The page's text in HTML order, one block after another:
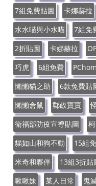
7組免費貼圖 卡娜赫拉
水水喵與小水喵
7組免
2折貼圖
卡娜赫拉
巧虎
6組免費
懶懶貓之助
6款免費貼
懶懶倉鼠
郵政寶寶
衛福部防疫宣導貼圖
貓如山和狗不動
15組
米奇和夥伴
13組3折貼
啾啾妹
某人日常 鬼